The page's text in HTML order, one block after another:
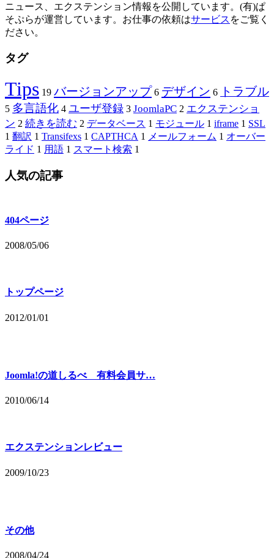
ニュース、エクステンション情報を公開しています。(有)ぱ
そぷらが運営しています。お仕事の依頼はサービス をご覧く
ださい。
タグ
Tips 19 バージョンアップ 6 デザイン 6 トラブル
5 多言語化 4 ユーザ登録 3 JoomlaPC 2 エクステンショ
ン 2 続きを読む 2 データベース 1 モジュール 1 iframe 1 SSL
1 翻訳 1 Transifexs 1 CAPTHCA 1 メールフォーム 1 オーバー
ライド 1 用語 1 スマート検索 1
人気の記事
404ページ
2008/05/06
トップページ
2012/01/01
Joomla!の道しるべ 有料会員サ…
2010/06/14
エクステンションレビュー
2009/10/23
その他
2008/04/24